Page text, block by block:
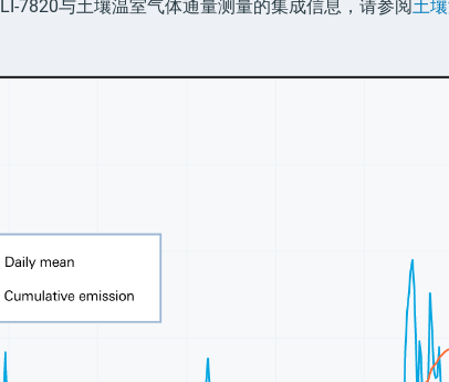
LI-7820与土壤温室气体通量测量的集成信息，请参阅土